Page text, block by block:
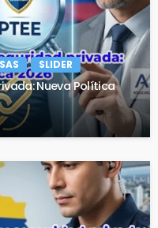
SLIDER
Nueva Política